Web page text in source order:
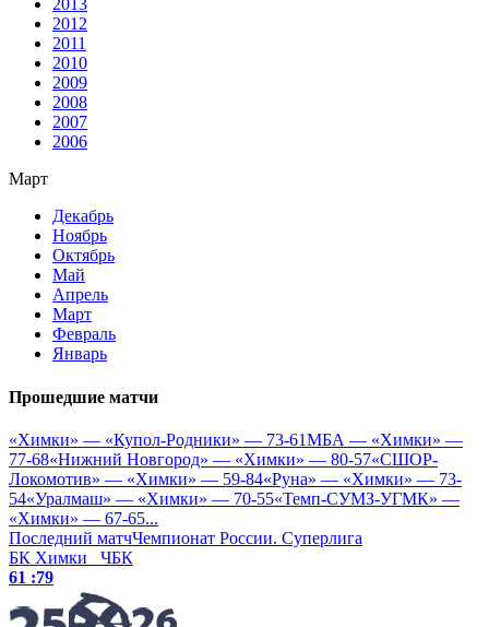
2013
2012
2011
2010
2009
2008
2007
2006
Март
Декабрь
Ноябрь
Октябрь
Май
Апрель
Март
Февраль
Январь
Прошедшие матчи
«Химки» — «Купол-Родники» — 73-61МБА — «Химки» —
77-68«Нижний Новгород» — «Химки» — 80-57«СШОР-
Локомотив» — «Химки» — 59-84«Руна» — «Химки» — 73-
54«Уралмаш» — «Химки» — 70-55«Темп-СУМЗ-УГМК» —
«Химки» — 67-65...
Последний матчЧемпионат России. Суперлига
БК Химки ЧБК
61 :79